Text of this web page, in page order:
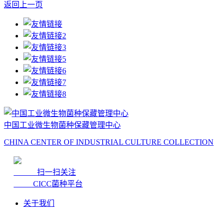
返回上一页
中国工业微生物菌种保藏管理中心
CHINA CENTER OF INDUSTRIAL CULTURE COLLECTION
扫一扫关注
CICC菌种平台
关于我们